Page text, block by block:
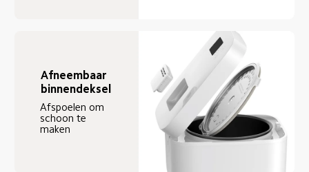
Afneembaar
binnendeksel
Afspoelen om
schoon te
maken